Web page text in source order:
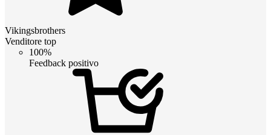
Vikingsbrothers
Venditore top
100%
Feedback positivo